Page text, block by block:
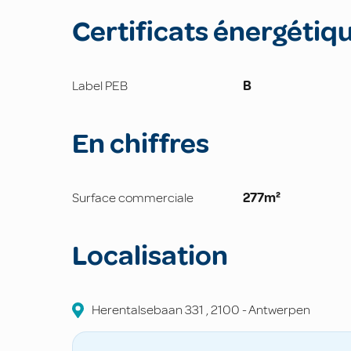
Certificats
Label PEB B
En chiffres
Surface commerciale 277m²
Localisation
Herentalsebaan331 ,2100-Antwerpen